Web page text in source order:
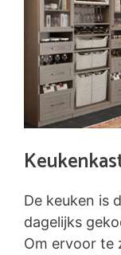
De keuken is
dagelijks
Om ervoor te